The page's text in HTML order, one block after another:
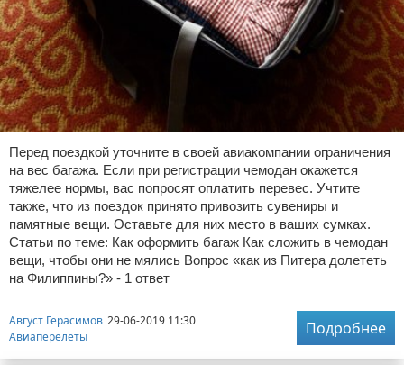
Перед поездкой уточните в своей авиакомпании ограничения
на вес багажа. Если при регистрации чемодан окажется
тяжелее нормы, вас попросят оплатить перевес. Учтите
также, что из поездок принято привозить сувениры и
памятные вещи. Оставьте для них место в ваших сумках.
Статьи по теме: Как оформить багаж Как сложить в чемодан
вещи, чтобы они не мялись Вопрос «как из Питера долететь
на Филиппины?» - 1 ответ
Август Герасимов 29-06-2019 11:30
Авиаперелеты
Подробнее